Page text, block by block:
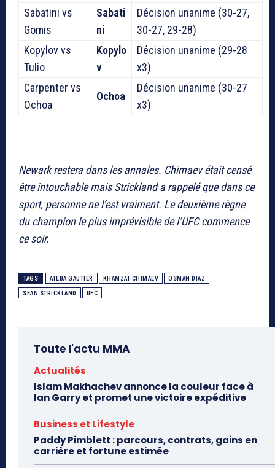
Sabatini vs
Gomis
Sabati
ni
Décision unanime (30-27,
30-27, 29-28)
Kopylov vs
Tulio
Kopylo
v
Décision unanime (29-28
x3)
Carpenter vs
Ochoa
Ochoa
Décision unanime (30-27
x3)
Newark restera dans les annales. Chimaev était censé
être intouchable mais Strickland a rappelé que dans ce
sport, personne ne l’est vraiment. Le deuxième règne
du champion le plus imprévisible de l’UFC commence
ce soir.
TAGS ATEBA GAUTIER KHAMZAT CHIMAEV OSMAN DIAZ
SEAN STRICKLAND UFC
Toute l'actu MMA
Actualités
Islam Makhachev annonce la couleur face à
Ian Garry et promet une victoire expéditive
Business et Lifestyle
Paddy Pimblett : parcours, contrats, gains en
carrière et fortune estimée